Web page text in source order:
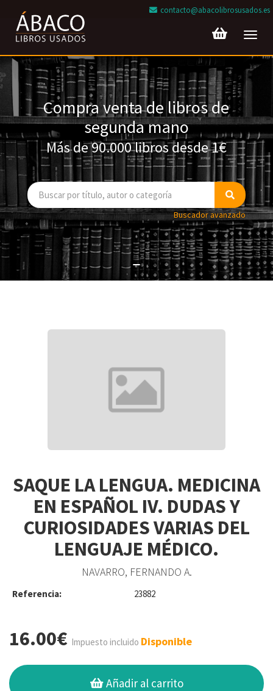
contacto@abacolibrosusados.es
Compra venta de libros de
segunda mano
Más de 90.000 libros desde 1€
Buscador avanzado
SAQUE LA LENGUA. MEDICINA
EN ESPAÑOL IV. DUDAS Y
CURIOSIDADES VARIAS DEL
LENGUAJE MÉDICO.
NAVARRO, FERNANDO A.
Referencia: 23882
16.00€ Impuesto incluido Disponible
Añadir al carrito